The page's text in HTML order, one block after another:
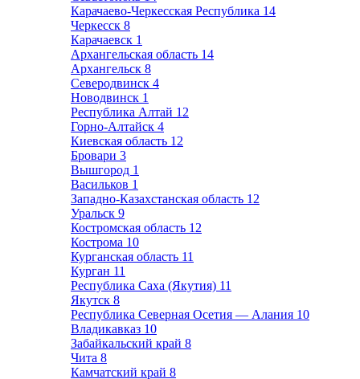
Карачаево-Черкесская Республика 14
Черкесск 8
Карачаевск 1
Архангельская область 14
Архангельск 8
Северодвинск 4
Новодвинск 1
Республика Алтай 12
Горно-Алтайск 4
Киевская область 12
Бровари 3
Вышгород 1
Васильков 1
Западно-Казахстанская область 12
Уральск 9
Костромская область 12
Кострома 10
Курганская область 11
Курган 11
Республика Саха (Якутия) 11
Якутск 8
Республика Северная Осетия — Алания 10
Владикавказ 10
Забайкальский край 8
Чита 8
Камчатский край 8